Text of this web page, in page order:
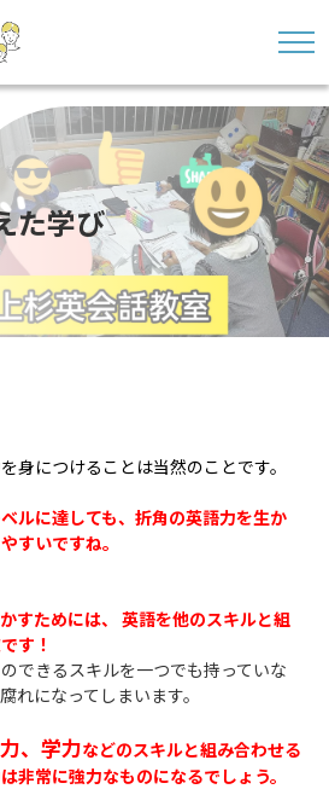
た学び
身につけることは当然のことです。
ルに達しても、折角の英語力を生か
すいですね。
すためには、 英語を他のスキルと組
す！
できるスキルを一つでも持っていな
れになってしまいます。
、学力などのスキルと組み合わせる
非常に強力なものになるでしょう。